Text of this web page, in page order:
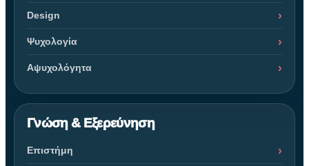
Design
Ψυχολογία
Αψυχολόγητα
Γνώση & Εξερεύνηση
Επιστήμη